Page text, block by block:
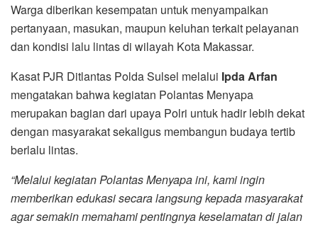
Warga diberikan kesempatan untuk menyampaikan
pertanyaan, masukan, maupun keluhan terkait pelayanan
dan kondisi lalu lintas di wilayah Kota Makassar.
Kasat PJR Ditlantas Polda Sulsel melalui Ipda Arfan
mengatakan bahwa kegiatan Polantas Menyapa
merupakan bagian dari upaya Polri untuk hadir lebih dekat
dengan masyarakat sekaligus membangun budaya tertib
berlalu lintas.
“Melalui kegiatan Polantas Menyapa ini, kami ingin
memberikan edukasi secara langsung kepada masyarakat
agar semakin memahami pentingnya keselamatan di jalan